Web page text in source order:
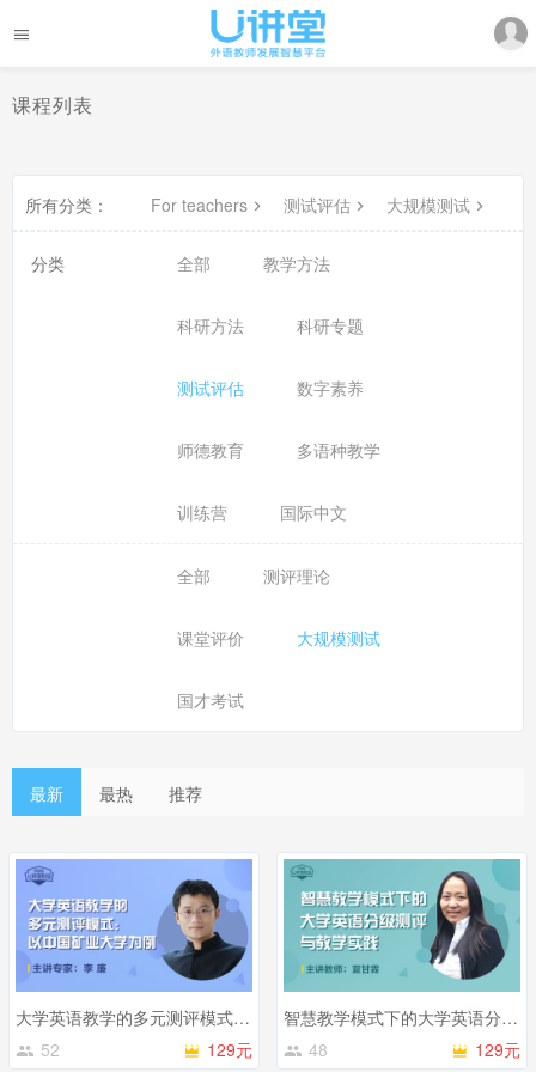
课程列表
所有分类： For teachers 测试评估 大规模测试
分类 全部 教学方法
科研方法 科研专题
测试评估 数字素养
师德教育 多语种教学
训练营 国际中文
全部 测评理论
课堂评价 大规模测试
国才考试
最新 最热 推荐
大学英语教学的多元测评模式：以中国矿业大学为例
52
129元
智慧教学模式下的大学英语分级测评与教学实践
48
129元